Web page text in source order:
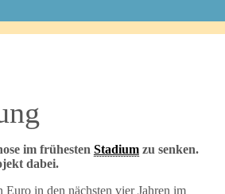
im frühesten Stadiumzu senken.
dabei.
in den nächsten vier Jahren im